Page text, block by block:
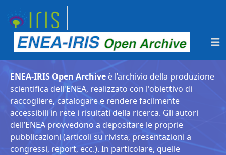
ENEA-IRIS Open Archive è l’archivio della produzione
scientifica dell'ENEA, realizzato con l'obiettivo di
raccogliere, catalogare e rendere facilmente
accessibili in rete i risultati della ricerca. Gli autori
dell’ENEA provvedono a depositare le proprie
pubblicazioni (articoli su rivista, presentazioni a
congressi, report, ecc.). In particolare, quelle